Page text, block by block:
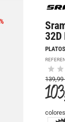
32D
139,99
%